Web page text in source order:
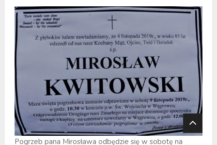
Pogrzeb pana Mirosława odbędzie się w sobotę na